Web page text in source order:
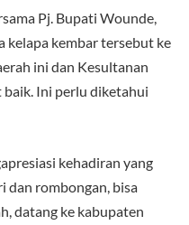
Pj. Bupati Wounde,
kelapa kembar tersebut ke
ini dan Kesultanan
baik. Ini perlu diketahui
kehadiran yang
dan rombongan, bisa
datang ke kabupaten